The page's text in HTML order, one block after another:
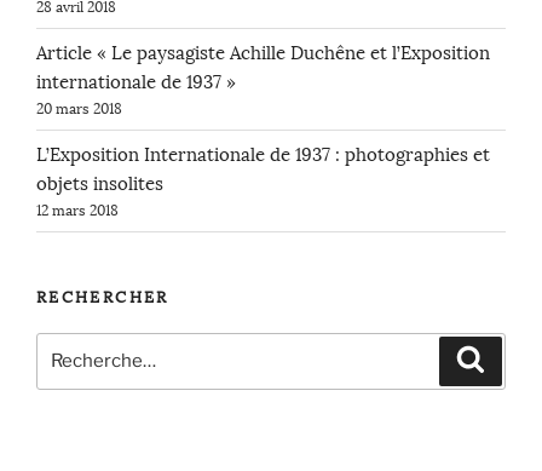
28 avril 2018
Article « Le paysagiste Achille Duchêne et l’Exposition
internationale de 1937 »
20 mars 2018
L’Exposition Internationale de 1937 : photographies et
objets insolites
12 mars 2018
RECHERCHER
pour